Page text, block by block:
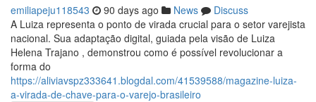
emiliapeju118543 90 days ago News
Discuss
A Luiza representa o ponto de virada crucial para o setor varejista
nacional. Sua adaptação digital, guiada pela visão de Luiza
Helena Trajano , demonstrou como é possível revolucionar a
forma do
https://aliviavspz333641.blogdal.com/41539588/magazine-luiza-
a-virada-de-chave-para-o-varejo-brasileiro